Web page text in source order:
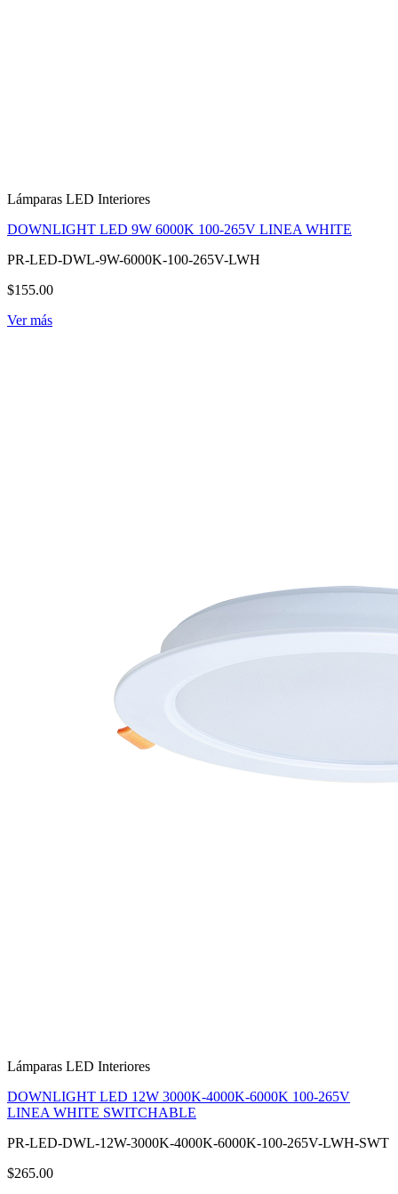
Lámparas LED Interiores
DOWNLIGHT LED 9W 6000K 100-265V LINEA WHITE
PR-LED-DWL-9W-6000K-100-265V-LWH
$155.00
Ver más
Lámparas LED Interiores
DOWNLIGHT LED 12W 3000K-4000K-6000K 100-265V
LINEA WHITE SWITCHABLE
PR-LED-DWL-12W-3000K-4000K-6000K-100-265V-LWH-SWT
$265.00